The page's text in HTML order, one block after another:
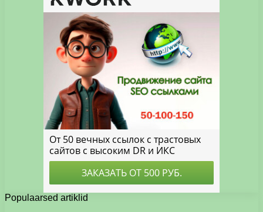
Populaarsed artiklid